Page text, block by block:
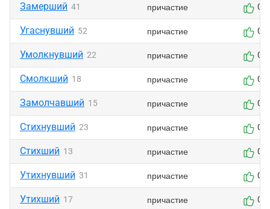
Замерший 41 причастие 0
Угаснувший 52 причастие 0
Умолкнувший 22 причастие 0
Смолкший 18 причастие 0
Замолчавший 15 причастие 0
Стихнувший 23 причастие 0
Стихший 13 причастие 0
Утихнувший 31 причастие 0
Утихший 17 причастие 0